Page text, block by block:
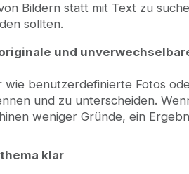
Bildern statt mit Text zu
sollten.
und
wie benutzerdefinierte Fotos
und zu unterscheiden.
weniger Gründe, ein
klar